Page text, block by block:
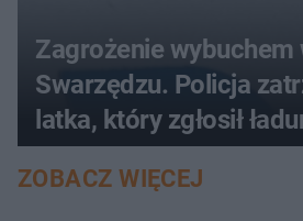
Zagrożenie wybuchem
Swarzędzu. Policja
latka, który zgłosił
aucie
ZOBACZ WIĘCEJ